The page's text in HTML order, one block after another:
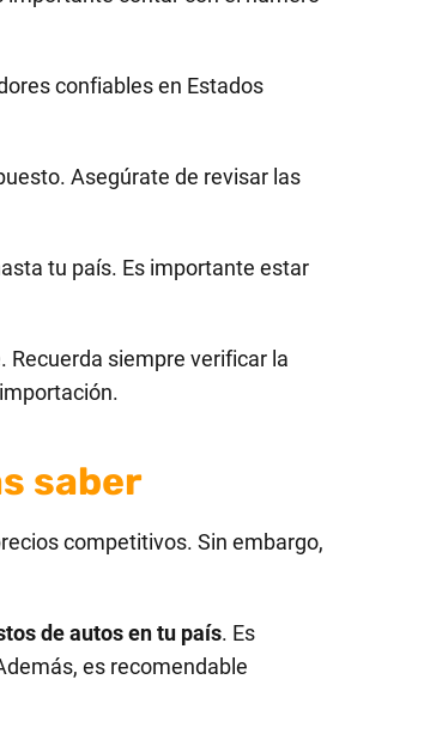
confiables en Estados
Asegúrate de revisar las
tu país. Es importante estar
Recuerda siempre verificar la
saber
competitivos. Sin embargo,
de autos en tu país. Es
es recomendable